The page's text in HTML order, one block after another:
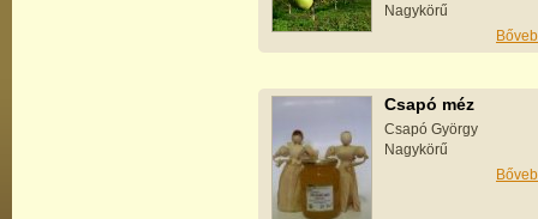
Nagykörű
Csapó méz
Csapó György
Nagykörű